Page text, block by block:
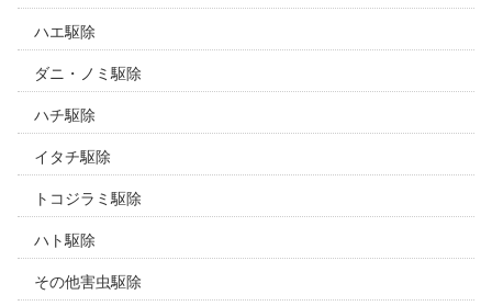
ハエ駆除
ダニ・ノミ駆除
ハチ駆除
イタチ駆除
トコジラミ駆除
ハト駆除
その他害虫駆除